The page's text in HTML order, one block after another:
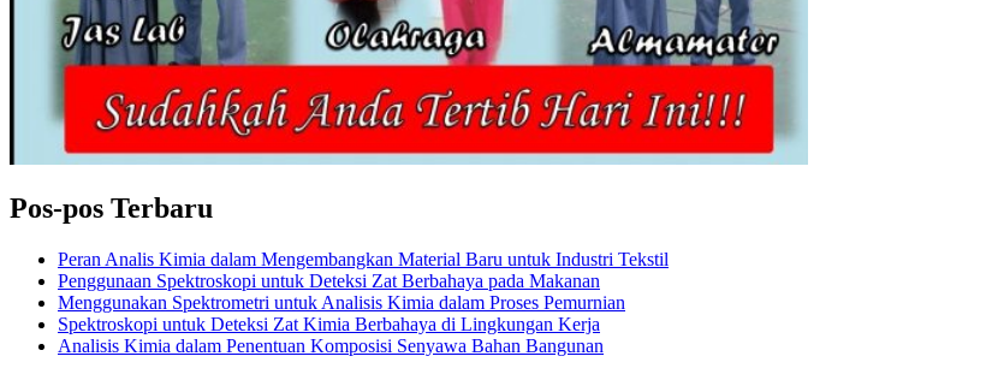
Pos-pos Terbaru
Peran Analis Kimia dalam Mengembangkan Material Baru untuk Industri Tekstil
Penggunaan Spektroskopi untuk Deteksi Zat Berbahaya pada Makanan
Menggunakan Spektrometri untuk Analisis Kimia dalam Proses Pemurnian
Spektroskopi untuk Deteksi Zat Kimia Berbahaya di Lingkungan Kerja
Analisis Kimia dalam Penentuan Komposisi Senyawa Bahan Bangunan